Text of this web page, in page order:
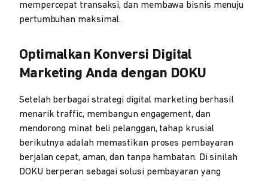
mempercepat transaksi, dan membawa bisnis menuju
pertumbuhan maksimal.
Optimalkan Konversi Digital
Marketing Anda dengan DOKU
Setelah berbagai strategi digital marketing berhasil
menarik traffic, membangun engagement, dan
mendorong minat beli pelanggan, tahap krusial
berikutnya adalah memastikan proses pembayaran
berjalan cepat, aman, dan tanpa hambatan. Di sinilah
DOKU berperan sebagai solusi pembayaran yang